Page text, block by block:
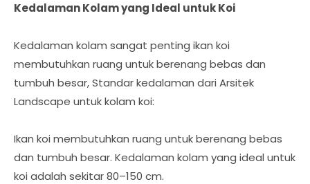
Kedalaman Kolam yang Ideal untuk Koi
Kedalaman kolam sangat penting ikan koi
membutuhkan ruang untuk berenang bebas dan
tumbuh besar, Standar kedalaman dari Arsitek
Landscape untuk kolam koi:
Ikan koi membutuhkan ruang untuk berenang bebas
dan tumbuh besar. Kedalaman kolam yang ideal untuk
koi adalah sekitar 80–150 cm.